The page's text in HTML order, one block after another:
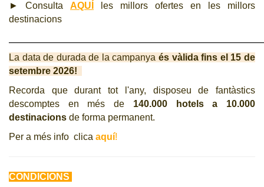
► Consulta
AQUÍ
les millors ofertes en les millors
destinacions
La data de durada de la campanyaés vàlida fins el 15 de
setembre 2026!
Recorda que durant tot l'any, disposeu de fantàstics
descomptes en més de 140.000 hotels a 10.000
destinacions de forma permanent.
Per a més info clica aquí!
CONDICIONS